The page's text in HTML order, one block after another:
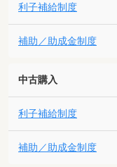
利子補給制度
補助／助成金制度
中古購入
利子補給制度
補助／助成金制度